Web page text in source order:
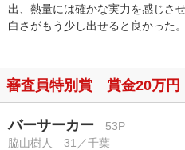
出、熱量には確かな実力を感じさ
白さがもう少し出せると良かった。
審査員特別賞 賞金20万円
バーサーカー 53P
脇山樹人 31／千葉